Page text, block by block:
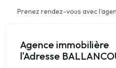
Prenez rendez-vous avec
Agence immobilière
l'Adresse